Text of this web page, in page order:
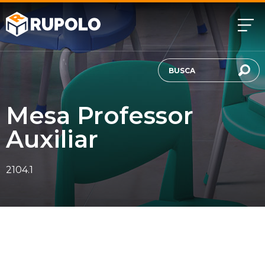
Mesa Professor
Auxiliar
2104.1